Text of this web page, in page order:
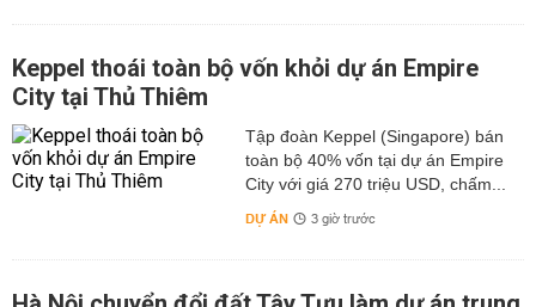
Keppel thoái toàn bộ vốn khỏi dự án Empire
City tại Thủ Thiêm
Tập đoàn Keppel (Singapore) bán
toàn bộ 40% vốn tại dự án Empire
City với giá 270 triệu USD, chấm...
DỰ ÁN 3 giờ trước